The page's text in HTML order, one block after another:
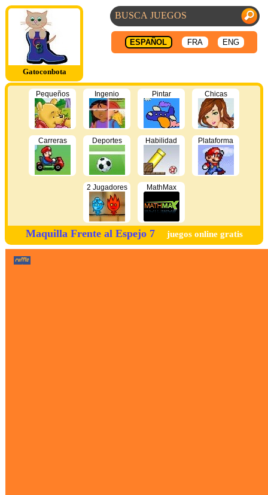
Gatoconbota
ESPAÑOL FRA ENG
Pequeños Ingenio Pintar Chicas
Carreras Deportes Habilidad Plataforma
2 Jugadores MathMax
Maquilla Frente al Espejo 7 juegos online gratis